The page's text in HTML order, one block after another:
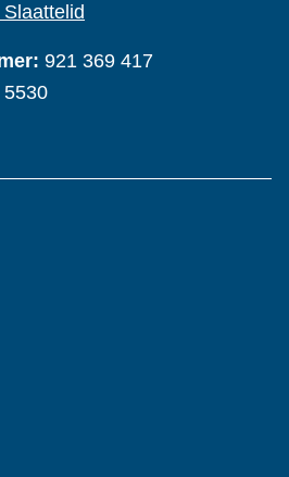
921 369 417
5530